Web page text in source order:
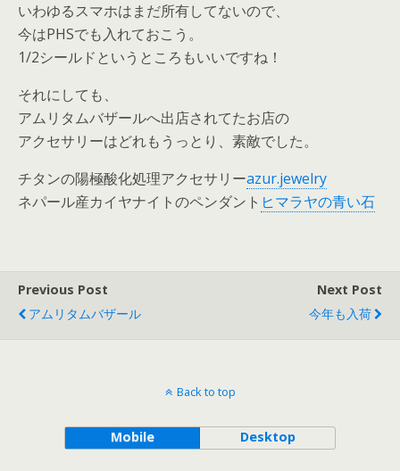
いわゆるスマホはまだ所有してないので、
今はPHSでも入れておこう。
1/2シールドというところもいいですね！
それにしても、
アムリタムバザールへ出店されてたお店の
アクセサリーはどれもうっとり、素敵でした。
チタンの陽極酸化処理アクセサリーazur.jewelry
ネパール産カイヤナイトのペンダント ヒマラヤの青い石
Previous Post
アムリタムバザール
Next Post
今年も入荷
Back to top
Mobile Desktop